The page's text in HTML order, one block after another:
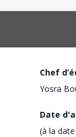
Chef
Yosra
Date
(à la